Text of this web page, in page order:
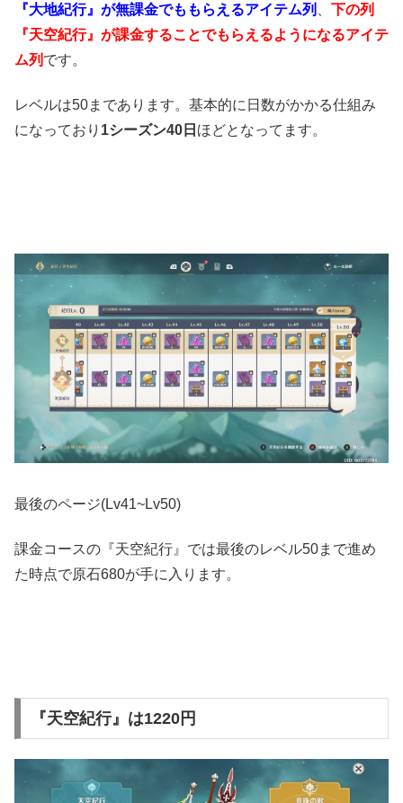
『大地紀行』が無課金でももらえるアイテム列
下の列
『天空紀行』が課金することでもらえるようになるアイテ
ム列 です。
レベルは50まであります。基本的に日数がかかる仕組み
になっており 1シーズン40日 ほどとなってます。
最後のページ(Lv41~Lv50)
課金コースの『天空紀行』では最後のレベル50まで進め
た時点で原石680が手に入ります。
『天空紀行』は1220円